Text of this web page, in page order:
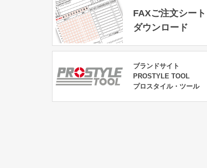
FAXご注文シート
ダウンロード
ブランドサイト
PROSTYLE TOOL
プロスタイル・ツール